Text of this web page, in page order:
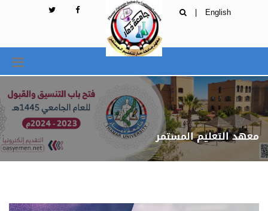
English
|
معهد التعليم المستمر